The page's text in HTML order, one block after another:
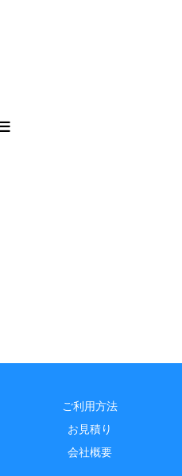
ご利用方法
お見積り
会社概要